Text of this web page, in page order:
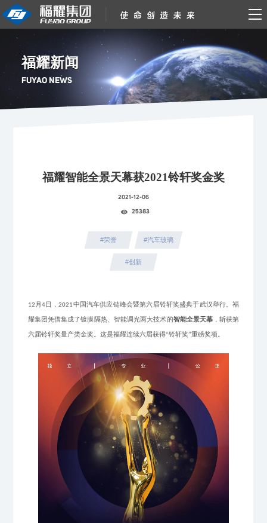
福耀新闻
FUYAO NEWS
福耀智能全景天幕获2021铃轩奖金奖
2021-12-06
25383
#荣誉 #汽车玻璃
#创新
12 月4日 ，2021中国汽车供应链峰会暨第六届铃轩奖盛典于武汉举行 。福
耀集团凭借集成了镀膜隔热、智能调光两大技术的智能全景天幕 ，斩获第
六届铃轩奖量产类金奖。这是福耀连续六届获得“铃轩奖”重磅奖项